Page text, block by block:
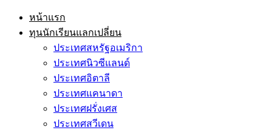
หน้าแรก
ทุนนักเรียนแลกเปลี่ยน
ประเทศสหรัฐอเมริกา
ประเทศนิวซีแลนด์
ประเทศอิตาลี
ประเทศแคนาดา
ประเทศฝรั่งเศส
ประเทศสวีเดน